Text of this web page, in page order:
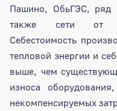
Пашино, ОбьГЭС, ряд
также сети от
Себестоимость
тепловой энергии и
выше, чем
износа
некомпенсируемых